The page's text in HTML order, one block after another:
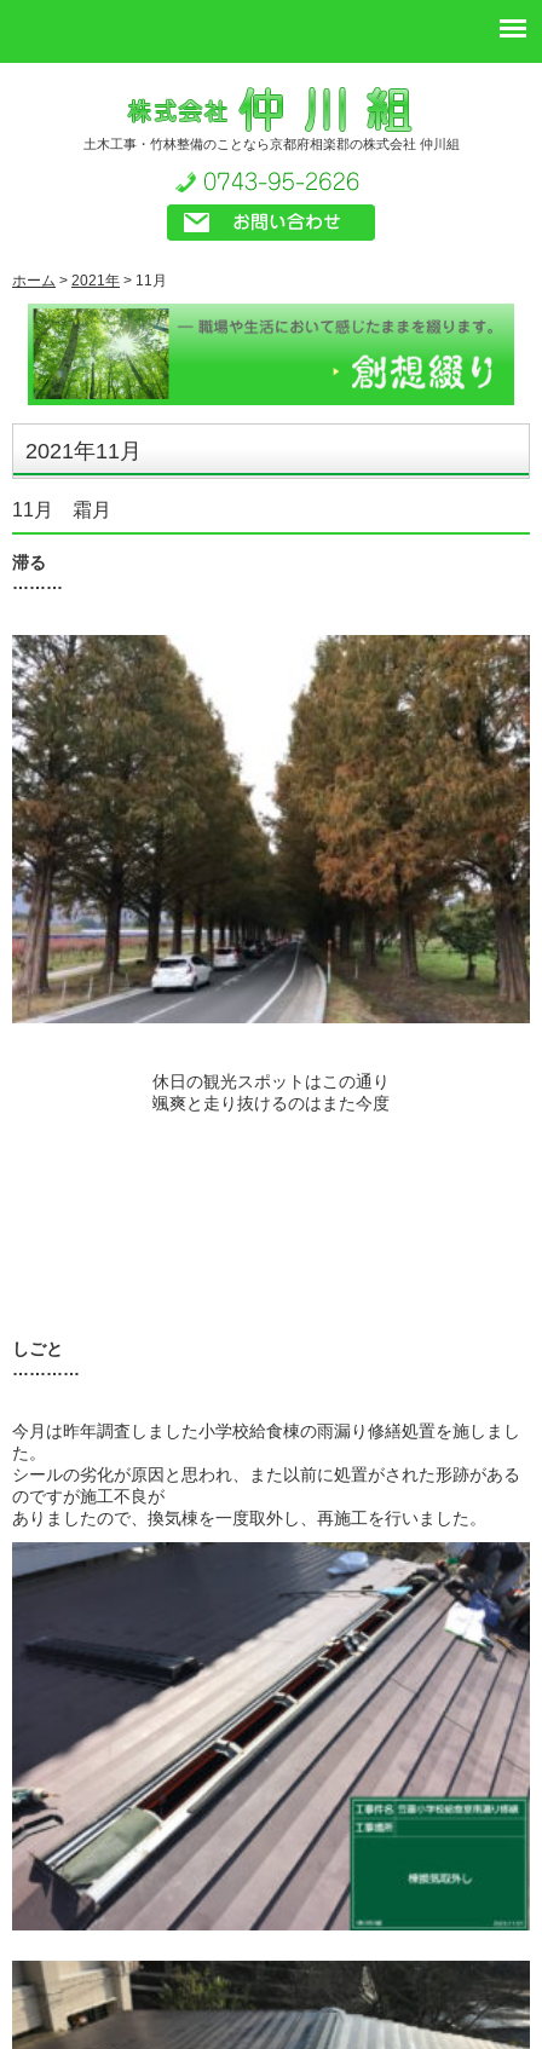
土木工事・竹林整備のことなら京都府相楽郡の株式会社 仲川組
ホーム > 2021年 > 11月
2021年11月
11月 霜月
滞る
………
休日の観光スポットはこの通り
颯爽と走り抜けるのはまた今度
しごと
…………
今月は昨年調査しました小学校給食棟の雨漏り修繕処置を施しまし
た。
シールの劣化が原因と思われ、また以前に処置がされた形跡がある
のですが施工不良が
ありましたので、換気棟を一度取外し、再施工を行いました。